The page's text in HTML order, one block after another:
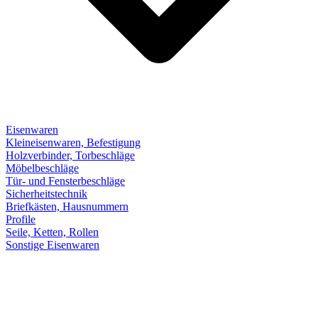
Eisenwaren
Kleineisenwaren, Befestigung
Holzverbinder, Torbeschläge
Möbelbeschläge
Tür- und Fensterbeschläge
Sicherheitstechnik
Briefkästen, Hausnummern
Profile
Seile, Ketten, Rollen
Sonstige Eisenwaren